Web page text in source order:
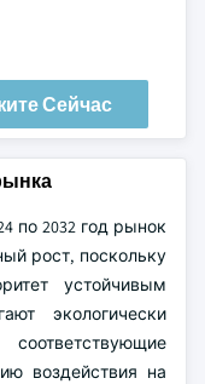
Сейчас
по 2032 год рынок
рост, поскольку
устойчивым
экологически
воздействия на